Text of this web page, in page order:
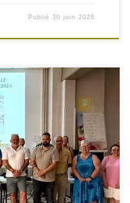
Publié30 juin 2026
Générale
jeudi 25 juin 2026 au
Malgré un
nombreux
et habitants ont
témoigne de leur
[…]